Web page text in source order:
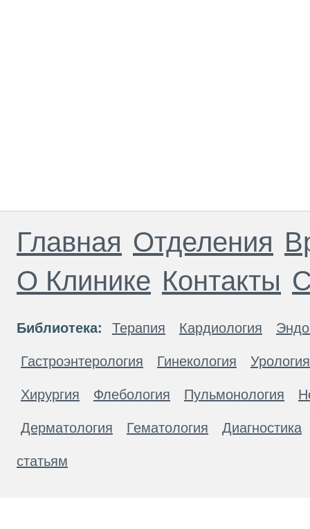
Главная Отделения
О Клинике Контакты
Библиотека: Терапия Кардиология
Гастроэнтерология Гинекология Урология
Хирургия Флебология Пульмонология
Дерматология Гематология Диагностика
статьям